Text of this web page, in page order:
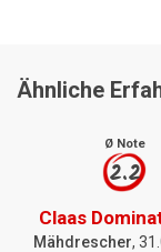
Ähnliche
Ø Note
2.2
Claas
Mähdrescher,